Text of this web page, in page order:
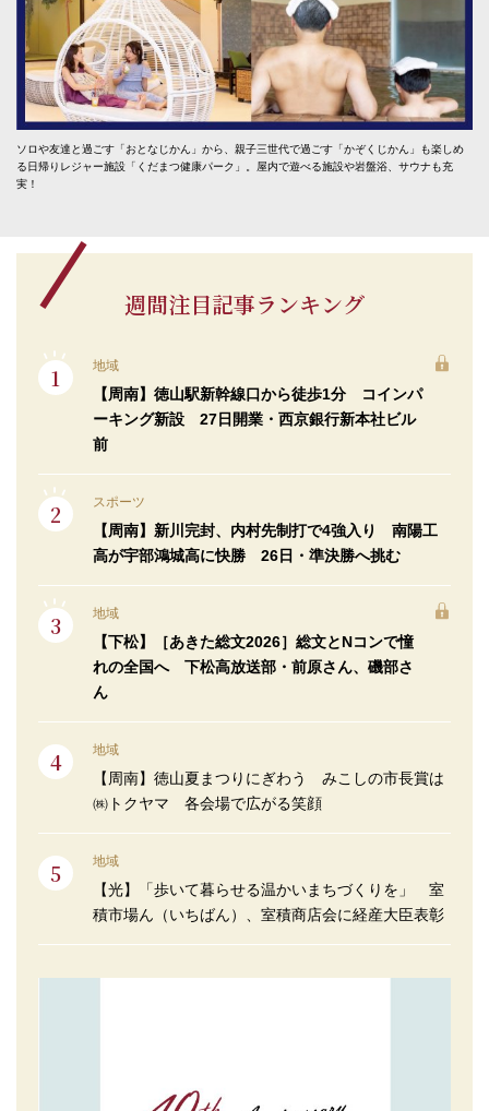
ソロや友達と過ごす「おとなじかん」から、親子三世代で過ごす「かぞくじかん」も楽しめ
る日帰りレジャー施設「くだまつ健康パーク」。屋内で遊べる施設や岩盤浴、サウナも充
実！
週間注目記事ランキング
地域
【周南】徳山駅新幹線口から徒歩1分 コインパ
ーキング新設 27日開業・西京銀行新本社ビル
前
スポーツ
【周南】新川完封、内村先制打で4強入り 南陽工
高が宇部鴻城高に快勝 26日・準決勝へ挑む
地域
【下松】［あきた総文2026］総文とNコンで憧
れの全国へ 下松高放送部・前原さん、磯部さ
ん
地域
【周南】徳山夏まつりにぎわう みこしの市長賞は
㈱トクヤマ 各会場で広がる笑顔
地域
【光】「歩いて暮らせる温かいまちづくりを」 室
積市場ん（いちばん）、室積商店会に経産大臣表彰